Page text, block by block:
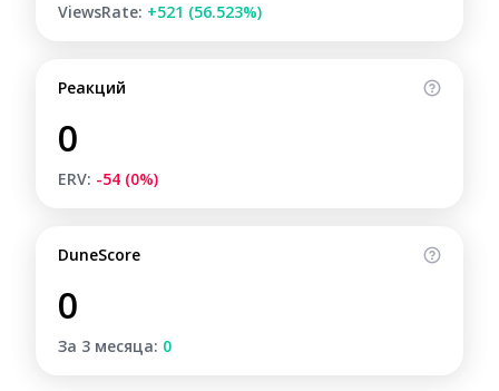
ViewsRate: +521 (56.523%)
Реакций
0
ERV: -54 (0%)
DuneScore
0
За 3 месяца: 0